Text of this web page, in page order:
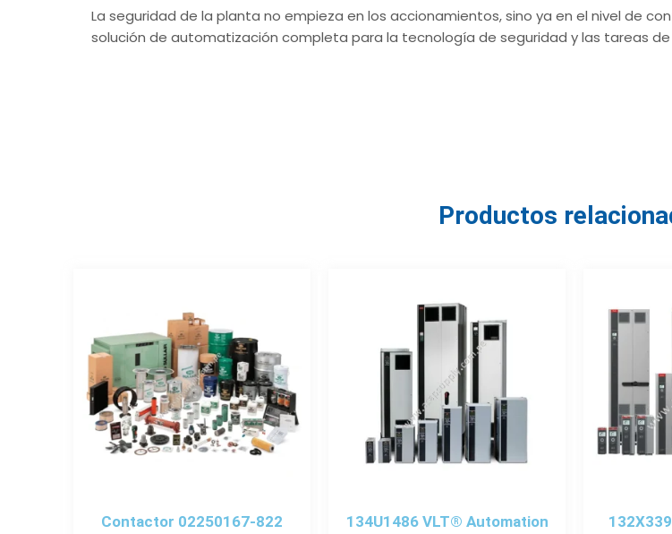
La seguridad de la planta no empieza en los accionamientos, sino ya en el nivel de
solución de automatización completa para la tecnología de seguridad y las tareas
Productos
Contactor 02250167-822
134U1486 VLT® Automation